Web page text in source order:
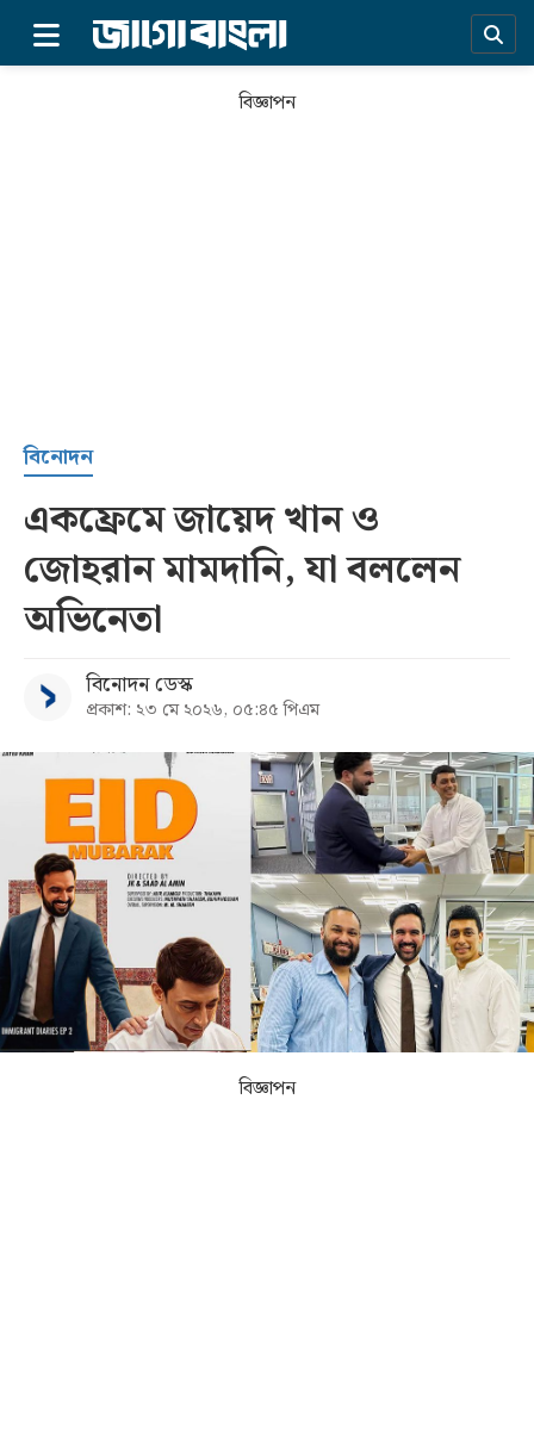
সর্বশেষ
সব
বিভাগ
আর্কাইভ
কনভার্টার
বিজ্ঞাপন
বিনোদন
একফ্রেমে জায়েদ খান ও
জোহরান মামদানি, যা বললেন
অভিনেতা
বিনোদন ডেস্ক
প্রকাশ: ২৩ মে ২০২৬, ০৫:৪৫ পিএম
বিজ্ঞাপন